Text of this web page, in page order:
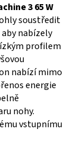
3 65 W
soustředit
nabízely
profilem
nabízí mimo
energie
nohy.
vstupnímu